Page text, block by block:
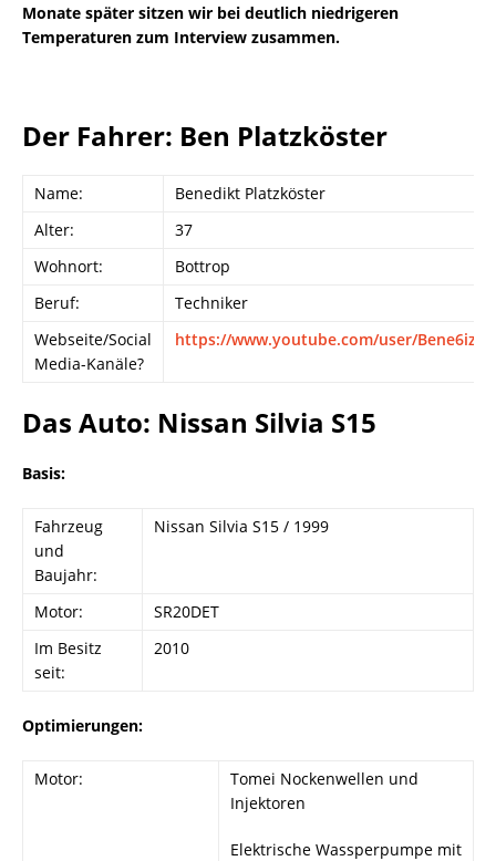
Monate später sitzen wir bei deutlich niedrigeren
Temperaturen zum Interview zusammen.
Der Fahrer: Ben Platzköster
Name:
Benedikt Platzköster
Alter:
37
Wohnort:
Bottrop
Beruf:
Techniker
Webseite/Social
Media-Kanäle?
https://www.youtube.com/user/Bene6izer
Das Auto: Nissan Silvia S15
Basis:
Fahrzeug
und
Baujahr:
Nissan Silvia S15 / 1999
Motor:
SR20DET
Im Besitz
seit:
2010
Optimierungen:
Motor:
Tomei Nockenwellen und
Injektoren
Elektrische Wassperpumpe mit